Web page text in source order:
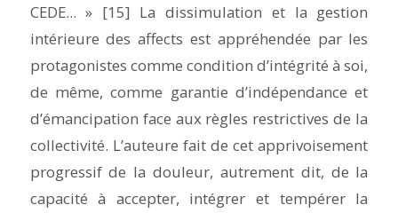
CEDE... » [15] La dissimulation et la gestion
intérieure des affects est appréhendée par les
protagonistes comme condition d’intégrité à soi,
de même, comme garantie d’indépendance et
d’émancipation face aux règles restrictives de la
collectivité. L’auteure fait de cet apprivoisement
progressif de la douleur, autrement dit, de la
capacité à accepter, intégrer et tempérer la